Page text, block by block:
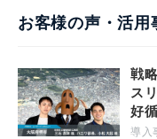
お客様の声・活用
戦
ス
好
導入